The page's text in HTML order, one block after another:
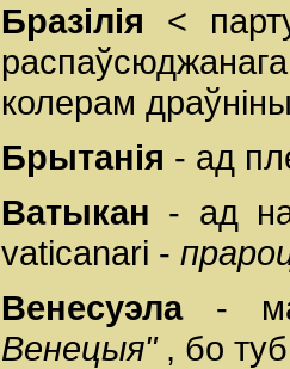
Бразілія <
колерам
Брытанія - ад
Ватыкан - ад
vaticanari -
Венесуэла -
Венецыя" , бо